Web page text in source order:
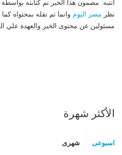
انتبه: مضمون هذا الخبر تم كتابته بواسطة
نظر مصر اليوم وانما تم نقله بمحتواه
مسئولين عن محتوى الخبر والعهدة علي
الأكثر شهرة
اسبوعى شهرى